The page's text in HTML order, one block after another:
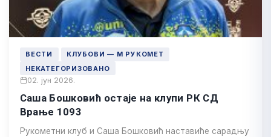
ВЕСТИ
КЛУБОВИ — М РУКОМЕТ
НЕКАТЕГОРИЗОВАНО
02. јун 2026.
Саша Бошковић остаје на клупи РК СД
Врање 1093
Рукометни клуб и Саша Бошковић наставиће сарадњу